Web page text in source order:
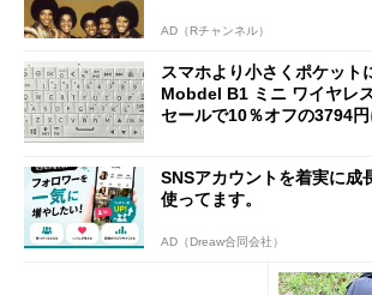
AD（Rチャンネル）
スマホより小さくポケッ
Mobdel B1 ミニ ワイヤレ
セールで10％オフの3794
SNSアカウントを着実に成
使ってます。
AD（Dreaw合同会社）